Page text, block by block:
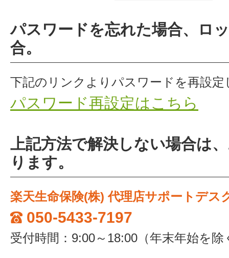
パスワードを忘れた場合、ロ
合。
下記のリンクよりパスワードを再設
パスワード再設定はこちら
上記方法で解決しない場合は
ります。
楽天生命保険(株) 代理店サポートデス
050-5433-7197
受付時間： 9:00～18:00（年末年始を除